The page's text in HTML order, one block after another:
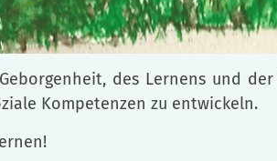
des Lernens und
Kompetenzen zu entwickeln.